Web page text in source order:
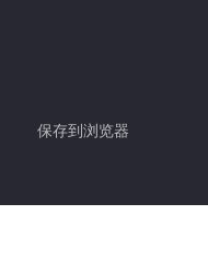
保存到浏览器